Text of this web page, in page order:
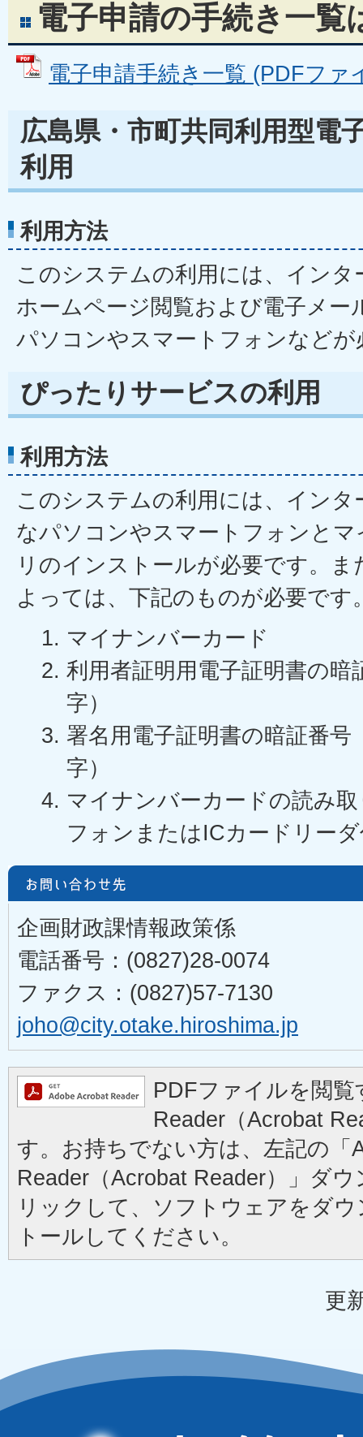
電子申請の手続き一覧
電子申請手続き一覧 (PDFファ
広島県・市町共同利用型電
利用
利用方法
このシステムの利用には、イン
ホームページ閲覧および電子メー
パソコンやスマートフォンなどが
ぴったりサービスの利用
利用方法
このシステムの利用には、インタ
なパソコンやスマートフォンと
リのインストールが必要です。ま
よっては、下記のものが必要です
マイナンバーカード
利用者証明用電子証明書の暗
字）
署名用電子証明書の暗証番号
字）
マイナンバーカードの読み
フォンまたはICカードリー
企画財政課情報政策係
電話番号：(0827)28-0074
ファクス：(0827)57-7130
joho@city.otake.hiroshima.jp
PDFファイルを閲
Reader（Acrobat
す。お持ちでない方は、左記の「
Reader（Acrobat Reader）」ダ
リックして、ソフトウェアをダ
トールしてください。
更